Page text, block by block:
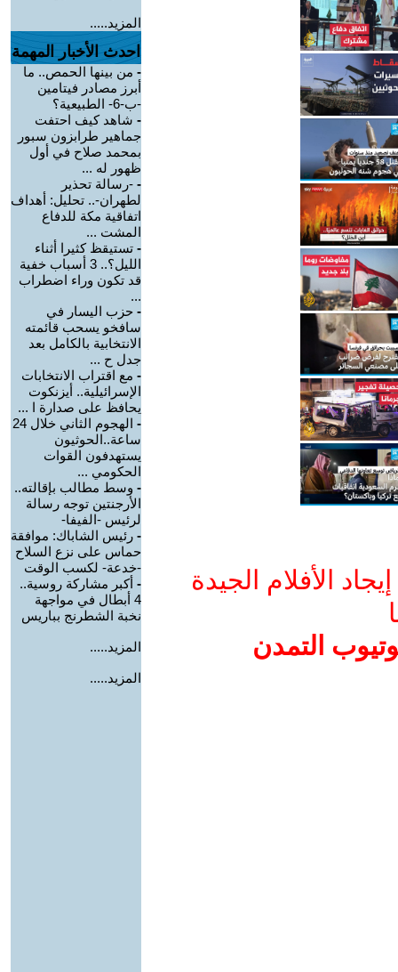
الأفلام الجيدة
التمدن
المزيد.....
احدث الأخبار المهمة
- من بينها الحمص.. ما
أبرز مصادر فيتامين
-ب-6- الطبيعية؟
- شاهد كيف احتفت
جماهير طرابزون سبور
بمحمد صلاح في أول
ظهور له ...
- -رسالة تحذير
لطهران-.. تحليل: أهداف
اتفاقية مكة للدفاع
المشت ...
- تستيقظ كثيرا أثناء
الليل؟.. 3 أسباب خفية
قد تكون وراء اضطراب
...
- حزب اليسار في
سافخو يسحب قائمته
الانتخابية بالكامل بعد
جدل ح ...
- مع اقتراب الانتخابات
الإسرائيلية.. أيزنكوت
يحافظ على صدارة ا ...
-
الهجوم الثاني خلال 24
ساعة..الحوثيون
يستهدفون القوات
الحكومي ...
- وسط مطالب بإقالته..
الأرجنتين توجه رسالة
لرئيس -الفيفا-
- رئيس الشاباك: موافقة
حماس على نزع السلاح
-خدعة- لكسب الوقت
- أكبر مشاركة روسية..
4 أبطال في مواجهة
نخبة الشطرنج بباريس
المزيد.....
المزيد.....